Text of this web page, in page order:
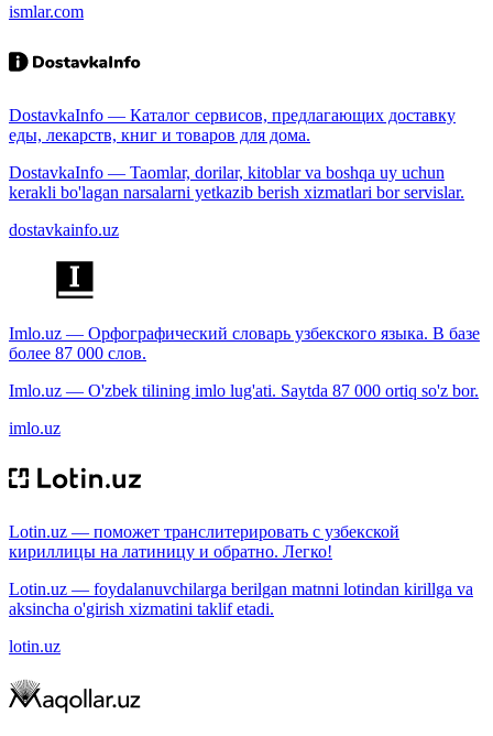
ismlar.com
DostavkaInfo — Каталог сервисов, предлагающих доставку
еды, лекарств, книг и товаров для дома.
DostavkaInfo — Taomlar, dorilar, kitoblar va boshqa uy uchun
kerakli bo'lagan narsalarni yetkazib berish xizmatlari bor servislar.
dostavkainfo.uz
Imlo.uz — Орфографический словарь узбекского языка. В базе
более 87 000 слов.
Imlo.uz — O'zbek tilining imlo lug'ati. Saytda 87 000 ortiq so'z bor.
imlo.uz
Lotin.uz — поможет транслитерировать с узбекской
кириллицы на латиницу и обратно. Легко!
Lotin.uz — foydalanuvchilarga berilgan matnni lotindan kirillga va
aksincha o'girish xizmatini taklif etadi.
lotin.uz